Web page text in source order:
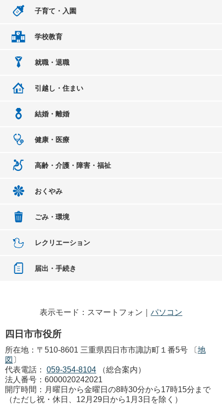
子育て・入園
学校教育
就職・退職
引越し・住まい
結婚・離婚
健康・医療
高齢・介護・障害・福祉
おくやみ
ごみ・環境
レクリエーション
届出・手続き
表示モード：スマートフォン｜ パソコン
四日市市役所
所在地：〒510-8601 三重県四日市市諏訪町１番5号 〔地
図 〕
代表電話：
059-354-8104
（総合案内）
法人番号：6000020242021
開庁時間：月曜日から金曜日の8時30分から17時15分まで
（ただし祝・休日、12月29日から1月3日を除く）